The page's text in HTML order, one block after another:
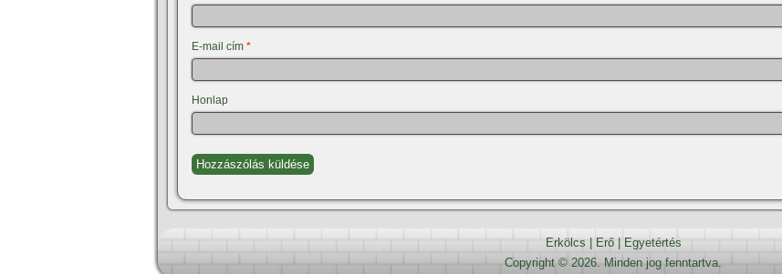
E-mail cím *
Honlap
Erkölcs Erő|
Egyetértés
Copyright © 2026. Minden jog fenntartva.